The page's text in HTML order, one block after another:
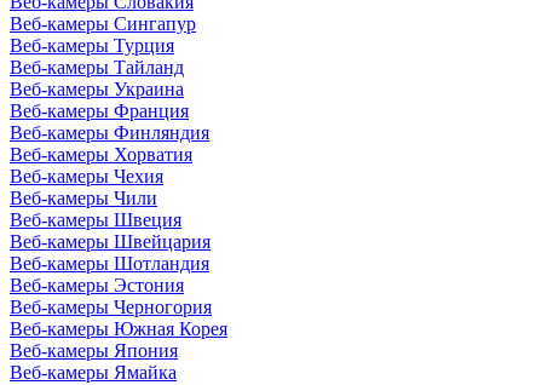
Веб-камеры Сингапур
Веб-камеры Турция
Веб-камеры Тайланд
Веб-камеры Украина
Веб-камеры Франция
Веб-камеры Финляндия
Веб-камеры Хорватия
Веб-камеры Чехия
Веб-камеры Чили
Веб-камеры Швеция
Веб-камеры Швейцария
Веб-камеры Шотландия
Веб-камеры Эстония
Веб-камеры Черногория
Веб-камеры Южная Корея
Веб-камеры Япония
Веб-камеры Ямайка